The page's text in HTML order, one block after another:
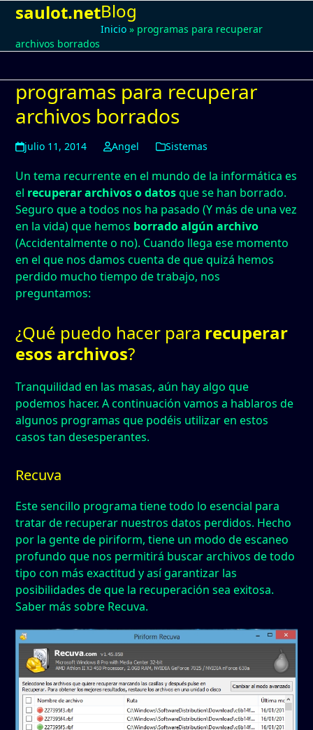
Skip
content
saulot.net
Open
menu
Close
menu
Blog
Inicio » programas para recuperar
archivos borrados
programas para recuperar
archivos borrados
julio 11, 2014 Angel Sistemas
Un tema recurrente en el mundo de la informática es
el recuperar archivos o datosque se han borrado.
Seguro que a todos nos ha pasado (Y más de una vez
en la vida) que hemos borrado algún archivo
(Accidentalmente o no). Cuando llega ese momento
en el que nos damos cuenta de que quizá hemos
perdido mucho tiempo de trabajo, nos
preguntamos:
¿Qué puedo hacer para recuperar
esos archivos?
Tranquilidad en las masas, aún hay algo que
podemos hacer. A continuación vamos a hablaros de
algunos programas que podéis utilizar en estos
casos tan desesperantes.
Recuva
Este sencillo programa tiene todo lo esencial para
tratar de recuperar nuestros datos perdidos. Hecho
por la gente de piriform, tiene un modo de escaneo
profundo que nos permitirá buscar archivos de todo
tipo con más exactitud y así garantizar las
posibilidades de que la recuperación sea exitosa.
Saber más sobre Recuva.